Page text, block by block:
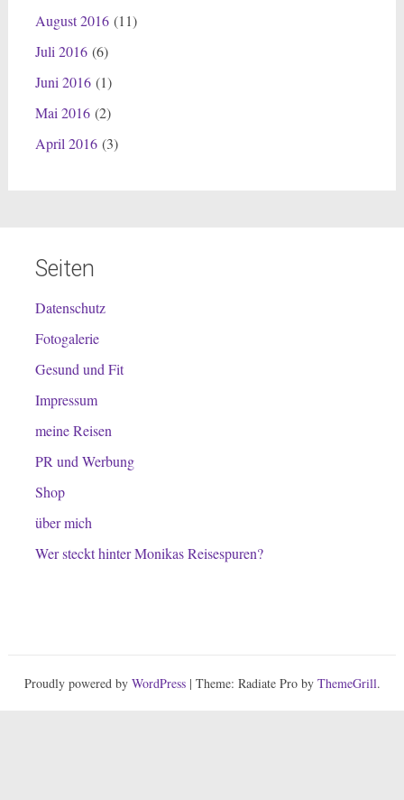
August 2016(11)
Juli 2016(6)
Juni 2016(1)
Mai 2016(2)
April 2016(3)
Seiten
Datenschutz
Fotogalerie
Gesund und Fit
Impressum
meine Reisen
PR und Werbung
Shop
über mich
Wer steckt hinter Monikas Reisespuren?
Proudly powered by WordPress| Theme: Radiate Pro by ThemeGrill.